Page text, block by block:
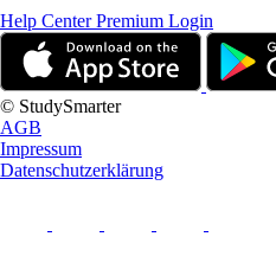
Help CenterPremium Login
© StudySmarter
AGB
Impressum
Datenschutzerklärung